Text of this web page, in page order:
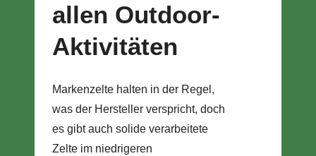
allen Outdoor-
Aktivitäten
Markenzelte halten in der Regel,
was der Hersteller verspricht, doch
es gibt auch solide verarbeitete
Zelte im niedrigeren